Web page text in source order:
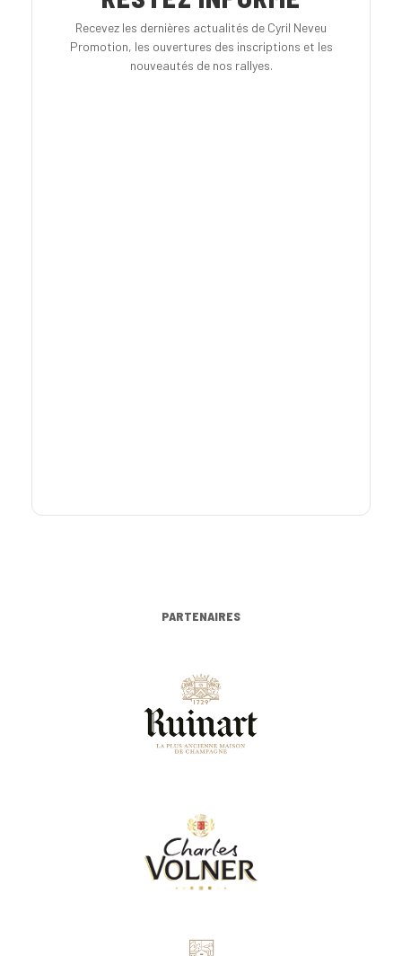
Recevez les dernières actualités de Cyril Neveu
Promotion, les ouvertures des inscriptions et les
nouveautés de nos rallyes.
PARTENAIRES